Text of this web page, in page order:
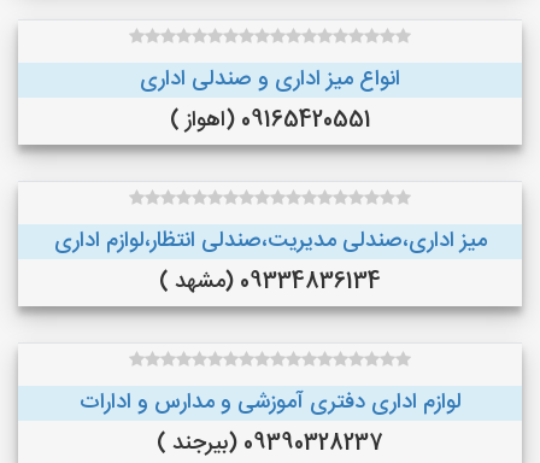
انواع میز اداری و صندلی اداری
09165420551 (اهواز )
میز اداری،صندلی مدیریت،صندلی انتظار،لوازم اداری
09334836134 (مشهد )
لوازم اداری دفتری آموزشی و مدارس و ادارات
09390328237 (بیرجند )